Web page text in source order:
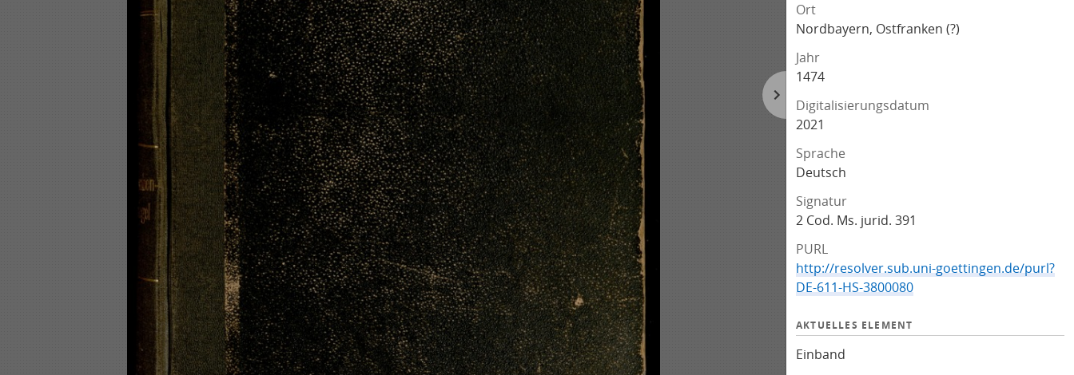
Ort
Nordbayern, Ostfranken (?)
Jahr
1474
Digitalisierungsdatum
2021
Sprache
Deutsch
Signatur
2 Cod. Ms. jurid. 391
PURL
http://resolver.sub.uni-goettingen.de/purl?
DE-611-HS-3800080
AKTUELLES ELEMENT
Einband